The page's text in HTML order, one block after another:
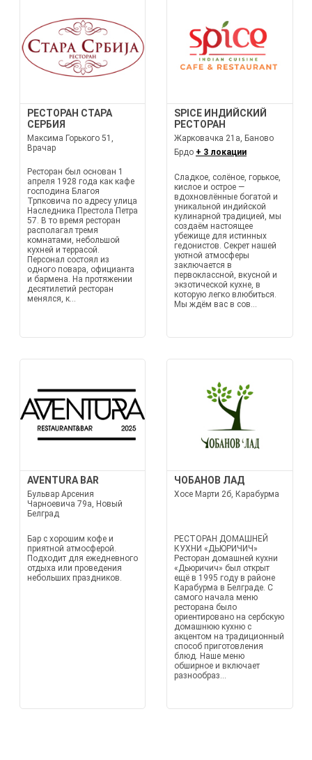
РЕСТОРАН СТАРА
СЕРБИЯ
Максима Горького 51,
Врачар
Ресторан был основан 1
апреля 1928 года как кафе
господина Благоя
Трпковича по адресу улица
Наследника Престола Петра
57. В то время ресторан
располагал тремя
комнатами, небольшой
кухней и террасой.
Персонал состоял из
одного повара, официанта
и бармена. На протяжении
десятилетий ресторан
менялся, к...
SPICE ИНДИЙСКИЙ
РЕСТОРАН
Жарковачка 21а, Баново
Брдо + 3 локации
Сладкое, солёное, горькое,
кислое и острое —
вдохновлённые богатой и
уникальной индийской
кулинарной традицией, мы
создаём настоящее
убежище для истинных
гедонистов. Секрет нашей
уютной атмосферы
заключается в
первоклассной, вкусной и
экзотической кухне, в
которую легко влюбиться.
Мы ждём вас в сов...
AVENTURA BAR
Бульвар Арсения
Чарноевича 79а, Новый
Белград
Бар с хорошим кофе и
приятной атмосферой.
Подходит для ежедневного
отдыха или проведения
небольших праздников.
ЧОБАНОВ ЛАД
Хосе Марти 2б, Карабурма
РЕСТОРАН ДОМАШНЕЙ
КУХНИ «ДЬЮРИЧИЧ»
Ресторан домашней кухни
«Дьюричич» был открыт
ещё в 1995 году в районе
Карабурма в Белграде. С
самого начала меню
ресторана было
ориентировано на сербскую
домашнюю кухню с
акцентом на традиционный
способ приготовления
блюд. Наше меню
обширное и включает
разнообраз...